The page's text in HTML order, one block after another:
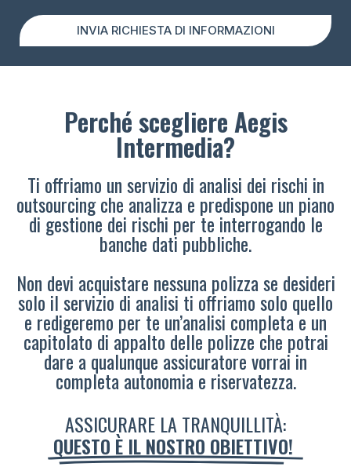
INVIA RICHIESTA DI INFORMAZIONI
Perché scegliere Aegis
Intermedia?
Ti offriamo un servizio di analisi dei rischi in
outsourcing che analizza e predispone un piano
di gestione dei rischi per te interrogando le
banche dati pubbliche.
Non devi acquistare nessuna polizza se desideri
solo il servizio di analisi ti offriamo solo quello
e redigeremo per te un’analisi completa e un
capitolato di appalto delle polizze che potrai
dare a qualunque assicuratore vorrai in
completa autonomia e riservatezza.
ASSICURARE LA TRANQUILLITÀ:
QUESTO È IL NOSTRO OBIETTIVO!